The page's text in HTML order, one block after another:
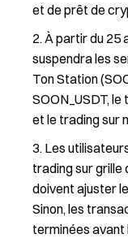
et de prêt de
À partir du 25
suspendra les
Ton Station
SOON_USDT,
et le trading sur
Les
trading sur grille
doivent ajuster
Sinon, les
terminées avant